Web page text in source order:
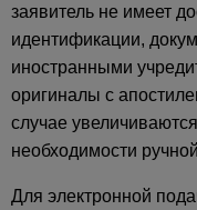
заявитель не имеет
идентификации,
иностранными
оригиналы с
случае
необходимости
Для электронной